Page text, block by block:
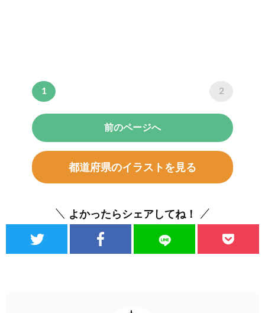
1 2
前のページへ
都道府県のイラストを見る
よかったらシェアしてね！